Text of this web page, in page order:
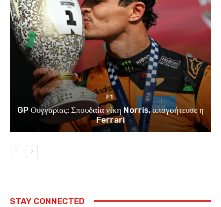
F1
GP Ουγγαρίας: Σπουδαία νίκη Norris, απογοήτευσε η
Ferrari
STAY CONNECTED